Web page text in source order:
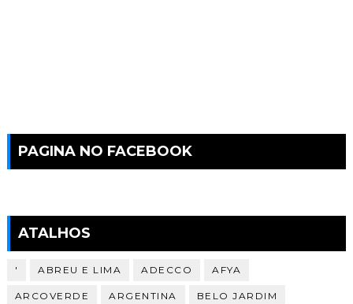
PAGINA NO FACEBOOK
ATALHOS
' ABREU E LIMA ADECCO AFYA
ARCOVERDE ARGENTINA BELO JARDIM